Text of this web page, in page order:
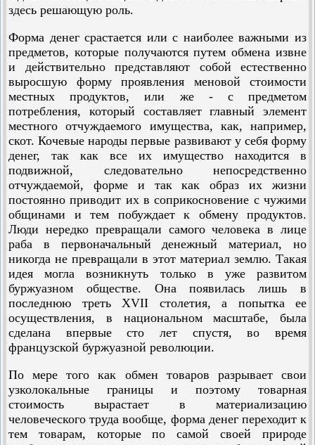
здесь решающую роль.
Форма денег срастается или с наиболее важными из
предметов, которые получаются путем обмена извне
и действительно представляют собой естественно
выросшую форму проявления меновой стоимости
местных продуктов, или же - с предметом
потребления, который составляет главный элемент
местного отчуждаемого имущества, как, например,
скот. Кочевые народы первые развивают у себя форму
денег, так как все их имущество находится в
подвижной, следовательно непосредственно
отчуждаемой, форме и так как образ их жизни
постоянно приводит их в соприкосновение с чужими
общинами и тем побуждает к обмену продуктов.
Люди нередко превращали самого человека в лице
раба в первоначальный денежный материал, но
никогда не превращали в этот материал землю. Такая
идея могла возникнуть только в уже развитом
буржуазном обществе. Она появилась лишь в
последнюю треть XVII столетия, а попытка ее
осуществления, в национальном масштабе, была
сделана впервые сто лет спустя, во время
французской буржуазной революции.
По мере того как обмен товаров разрывает свои
узколокальные границы и поэтому товарная
стоимость вырастает в материализацию
человеческого труда вообще, форма денег переходит к
тем товарам, которые по самой своей природе